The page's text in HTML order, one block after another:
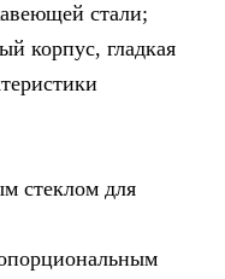
стали;
корпус, гладкая
стеклом для